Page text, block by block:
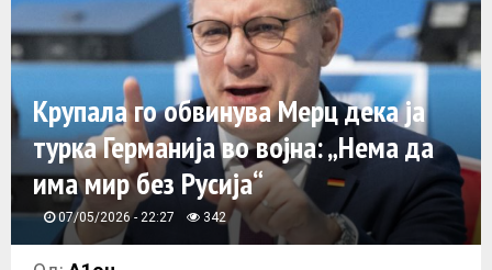
M
A
R
Y
Крупала го обвинува Мерц дека ја
турка Германија во војна: „Нема да
има мир без Русија“
07/05/2026 - 22:27 342